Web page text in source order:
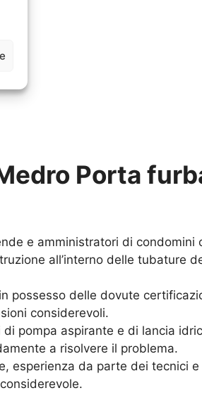
Porta
e amministratori di condomini
all’interno delle tubature
possesso delle dovute
considerevoli.
pompa aspirante e di lancia
a risolvere il problema.
esperienza da parte dei tecnici e